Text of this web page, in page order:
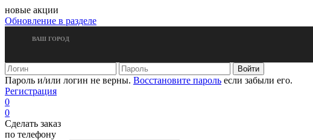
новые акции
Обновление в разделе
ВАШ ГОРОД
Пароль и/или логин не верны. Восстановите пароль если забыли его.
Регистрация
0
0
Сделать заказ
по телефону